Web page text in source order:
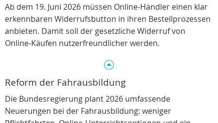
Ab dem 19. Juni 2026 müssen Online‑Händler einen klar
erkennbaren Widerrufsbutton in ihren Bestellprozessen
anbieten. Damit soll der gesetzliche Widerruf von
Online‑Käufen nutzerfreundlicher werden.
Reform der Fahrausbildung
Die Bundesregierung plant 2026 umfassende
Neuerungen bei der Fahrausbildung: weniger